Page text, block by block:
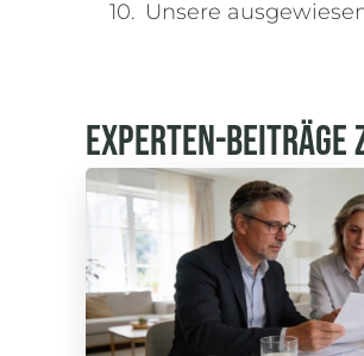
Unsere
Experten-Beiträge